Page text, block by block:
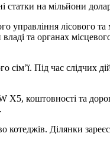
статки на мільйони
управління лісового
та органах
Під час
коштовності та
Ділянки